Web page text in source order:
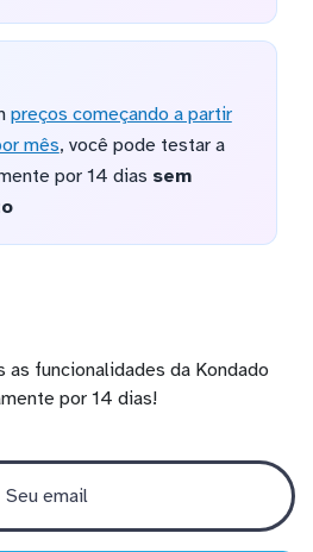
preços começando a partir
mês, você pode testar a
por 14 dias sem
as funcionalidades da Kondado
por 14 dias!